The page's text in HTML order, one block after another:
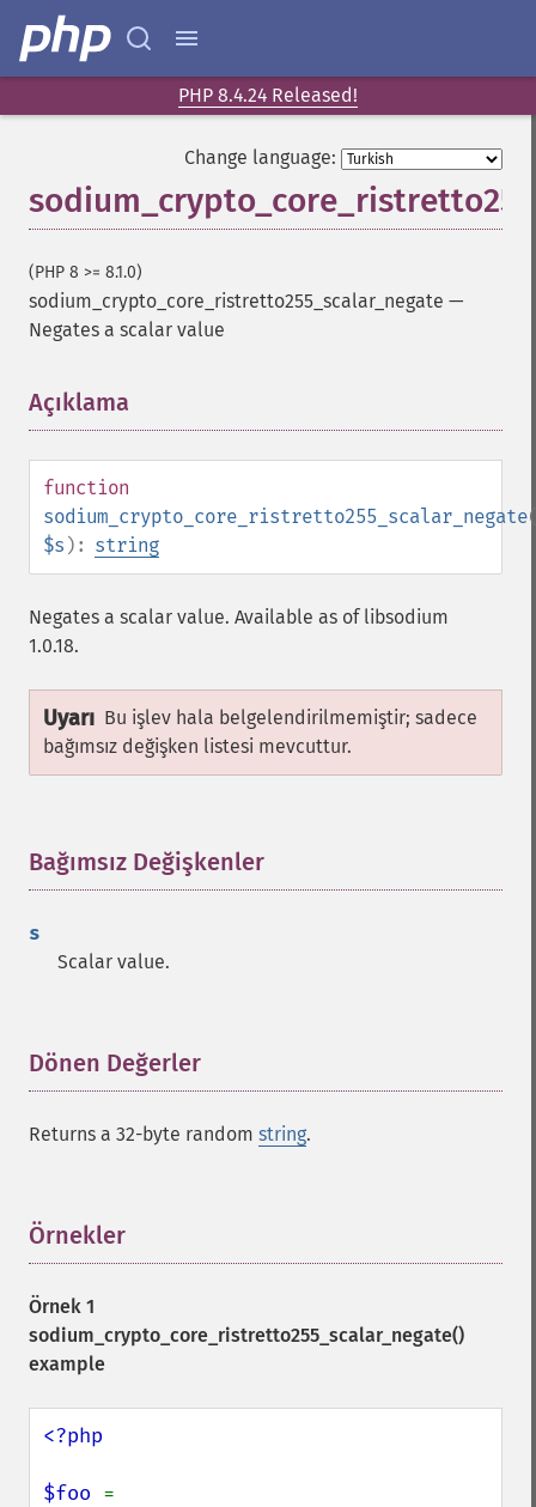
PHP 8.4.24 Released!
Change language:
(PHP 8 >= 8.1.0)
sodium_crypto_core_ristretto255_scalar_negate —
Negates a scalar value
Açıklama
function
sodium_crypto_core_ristretto255_scalar_negate
$s ): string
Negates a scalar value. Available as of libsodium
1.0.18.
Uyarı Bu işlev hala belgelendirilmemiştir; sadece
bağımsız değişken listesi mevcuttur.
Bağımsız Değişkenler
s
Scalar value.
Dönen Değerler
Returns a 32-byte random string.
Örnekler
Örnek 1
sodium_crypto_core_ristretto255_scalar_negate()
example
<?php
$foo